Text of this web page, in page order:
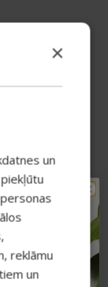
×
un
reklāmu
un